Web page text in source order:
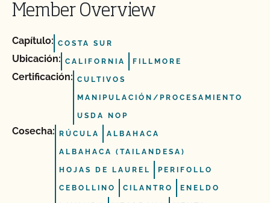
Member Overview
Capítulo: COSTA SUR
Ubicación: CALIFORNIA FILLMORE
Certificación: CULTIVOS
MANIPULACIÓN/PROCESAMIENTO
USDA NOP
Cosecha: RÚCULA ALBAHACA
ALBAHACA (TAILANDESA)
HOJAS DE LAUREL PERIFOLLO
CEBOLLINO CILANTRO ENELDO